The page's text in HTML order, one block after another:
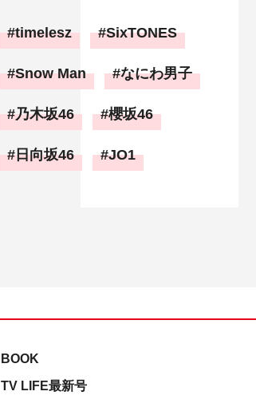
timelesz SixTONES
Snow Man なにわ男子
乃木坂46 櫻坂46
日向坂46 JO1
BOOK
TV LIFE最新号